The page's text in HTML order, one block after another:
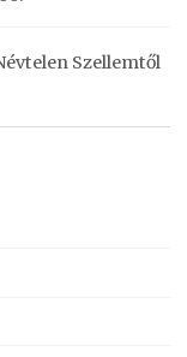
Szellemtől